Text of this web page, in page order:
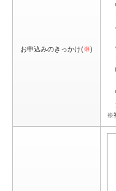
お申込みのきっかけ(※)
※